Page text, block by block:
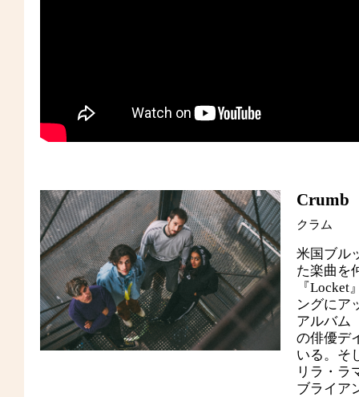
Crumb
クラム
米国ブル
た楽曲を
『
ングにア
アルバム
の俳優デ
いる。そ
リラ・ラ
ブライア